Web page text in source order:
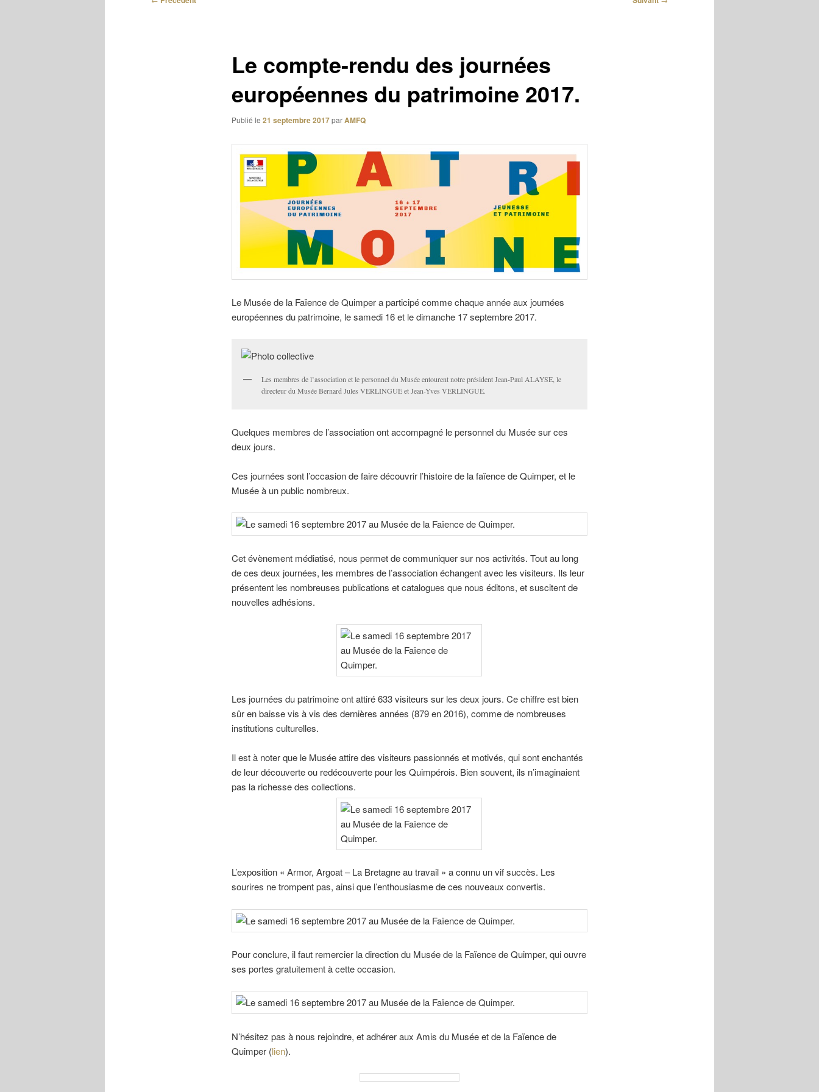
Le compte-rendu des journées
européennes du patrimoine 2017.
Publié le 21 septembre 2017parAMFQ
Le Musée de la Faïence de Quimper a participé comme chaque année aux journées
européennes du patrimoine, le samedi 16 et le dimanche 17 septembre 2017.
Les membres de l’association et le personnel du Musée entourent notre président Jean-Paul ALAYSE, le
directeur du Musée Bernard Jules VERLINGUE et Jean-Yves VERLINGUE.
Quelques membres de l’association ont accompagné le personnel du Musée sur ces
deux jours.
Ces journées sont l’occasion de faire découvrir l’histoire de la faïence de Quimper, et le
Musée à un public nombreux.
Cet évènement médiatisé, nous permet de communiquer sur nos activités. Tout au long
de ces deux journées, les membres de l’association échangent avec les visiteurs. Ils leur
présentent les nombreuses publications et catalogues que nous éditons, et suscitent de
nouvelles adhésions.
Les journées du patrimoine ont attiré 633 visiteurs sur les deux jours. Ce chiffre est bien
sûr en baisse vis à vis des dernières années (879 en 2016), comme de nombreuses
institutions culturelles.
Il est à noter que le Musée attire des visiteurs passionnés et motivés, qui sont enchantés
de leur découverte ou redécouverte pour les Quimpérois. Bien souvent, ils n’imaginaient
pas la richesse des collections.
L’exposition « Armor, Argoat – La Bretagne au travail » a connu un vif succès. Les
sourires ne trompent pas, ainsi que l’enthousiasme de ces nouveaux convertis.
Pour conclure, il faut remercier la direction du Musée de la Faïence de Quimper, qui ouvre
ses portes gratuitement à cette occasion.
N’hésitez pas à nous rejoindre, et adhérer aux Amis du Musée et de la Faïence de
Quimper (lien).